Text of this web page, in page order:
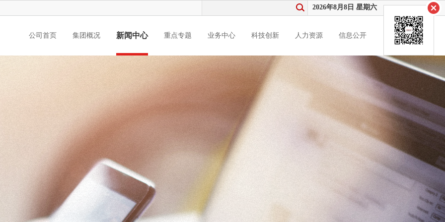
2026年8月8日 星期六
公司首页 集团概况 新闻中心 重点专题 业务中心 科技创新 人力资源 信息公开